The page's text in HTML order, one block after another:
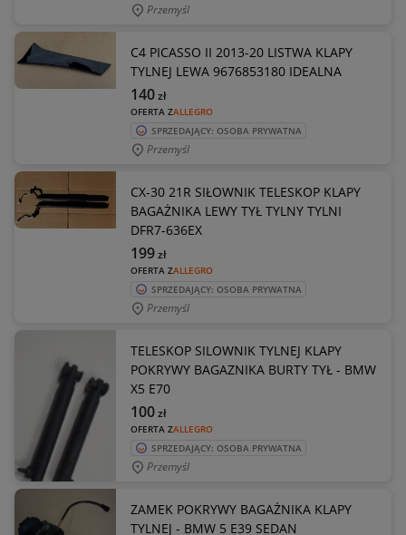
Przemyśl
C4 PICASSO II 2013-20 LISTWA KLAPY
TYLNEJ LEWA 9676853180 IDEALNA
OFERTA ZALLEGRO
140zł
SPRZEDAJĄCY: OSOBA PRYWATNA
Przemyśl
CX-30 21R SIŁOWNIK TELESKOP KLAPY
BAGAŻNIKA LEWY TYŁ TYLNY TYLNI
DFR7-636EX
OFERTA ZALLEGRO
199zł
SPRZEDAJĄCY: OSOBA PRYWATNA
Przemyśl
TELESKOP SILOWNIK TYLNEJ KLAPY
POKRYWY BAGAZNIKA BURTY TYŁ - BMW
X5 E70
OFERTA ZALLEGRO
100zł
SPRZEDAJĄCY: OSOBA PRYWATNA
Przemyśl
ZAMEK POKRYWY BAGAŻNIKA KLAPY
TYLNEJ - BMW 5 E39 SEDAN